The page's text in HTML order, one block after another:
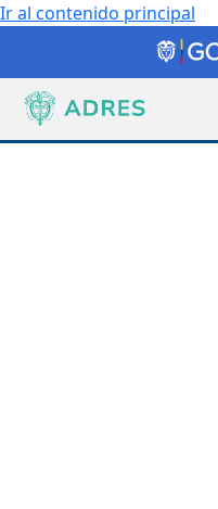
Ir al contenido principal